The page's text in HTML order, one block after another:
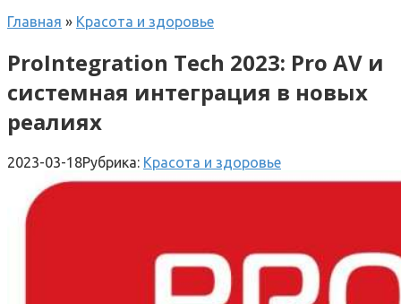
Главная » Красота и здоровье
ProIntegration Tech 2023: Pro AV и
системная интеграция в новых
реалиях
2023-03-18Рубрика: Красота и здоровье